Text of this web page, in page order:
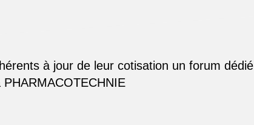
à jour de leur cotisation un forum dédié